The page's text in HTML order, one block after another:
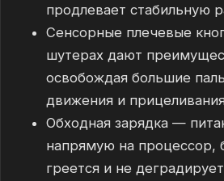
продлевает стабильную
Сенсорные плечевые
шутерах дают
освобождая большие
движения и
Обходная зарядка —
напрямую на процессор,
греется и не